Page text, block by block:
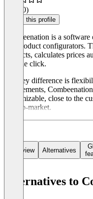
(10)
Claim this profile
Combeenation is a
and product configurators.
products, calculates prices
a single click.
The key difference is
requirements,
customizable, close to the
time-to-market.
Overview Alternatives
Alternatives to